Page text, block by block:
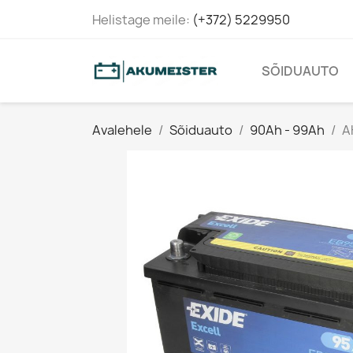
Helistage meile: (+372) 5229950
SÕIDUAUTO
Avalehele Sõiduauto 90Ah - 99Ah